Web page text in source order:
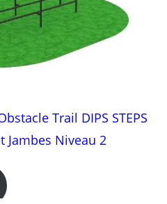
Trail DIPS STEPS
Jambes Niveau 2
Parcours Obstacle